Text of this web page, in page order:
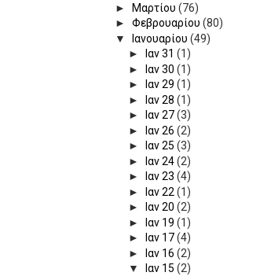
► Μαρτίου(76)
►Φεβρουαρίου(80)
▼
Ιανουαρίου(49)
►
Ιαν 31(1)
►
Ιαν 30(1)
►
Ιαν 29(1)
►
Ιαν 28(1)
►
Ιαν 27(3)
►
Ιαν 26(2)
►
Ιαν 25(3)
►
Ιαν 24(2)
►
Ιαν 23(4)
►
Ιαν 22(1)
►
Ιαν 20(2)
►
Ιαν 19(1)
►
Ιαν 17(4)
►
Ιαν 16(2)
▼
Ιαν 15(2)